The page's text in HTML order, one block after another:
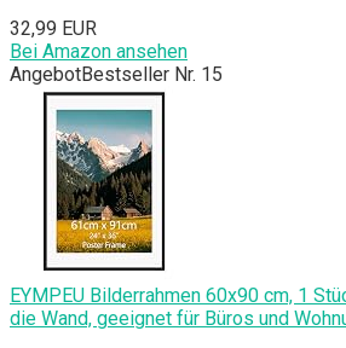
32,99 EUR
Bei Amazon ansehen
AngebotBestseller Nr. 15
EYMPEU Bilderrahmen 60x90 cm, 1
die Wand, geeignet für Büros und